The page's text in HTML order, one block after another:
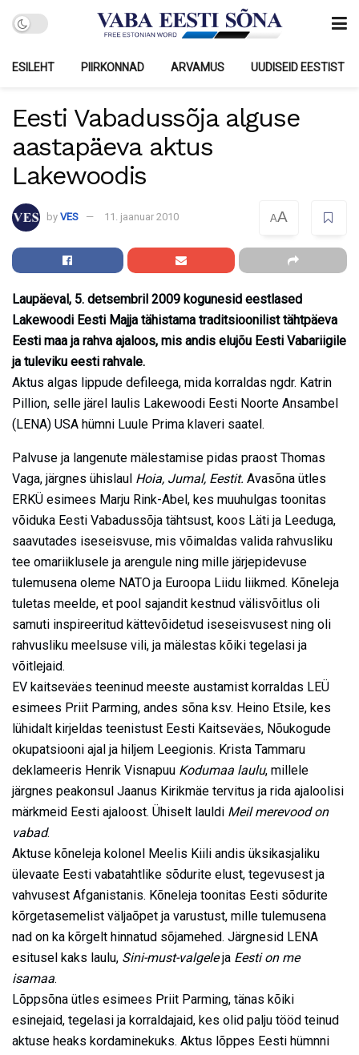
ESILEHT PIIRKONNAD ARVAMUS UUDISEID EESTIST
Eesti Vabadussõja alguse
aastapäeva aktus
Lakewoodis
by VES 11. jaanuar 2010 AA
Laupäeval, 5. detsembril 2009 kogunesid eestlased
Lakewoodi Eesti Majja tähistama traditsioonilist tähtpäeva
Eesti maa ja rahva ajaloos, mis andis elujõu Eesti Vabariigile
ja tuleviku eesti rahvale.
Aktus algas lippude defileega, mida korraldas ngdr. Katrin
Pillion, selle järel laulis Lakewoodi Eesti Noorte Ansambel
(LENA) USA hümni Luule Prima klaveri saatel.
Palvuse ja langenute mälestamise pidas praost Thomas
Vaga, järgnes ühislaul Hoia, Jumal, Eestit. Avasõna ütles
ERKÜ esimees Marju Rink-Abel, kes muuhulgas toonitas
võiduka Eesti Vabadussõja tähtsust, koos Läti ja Leeduga,
saavutades iseseisvuse, mis võimaldas valida rahvusliku
tee omariiklusele ja arengule ning mille järjepidevuse
tulemusena oleme NATO ja Euroopa Liidu liikmed. Kõneleja
tuletas meelde, et pool sajandit kestnud välisvõitlus oli
samuti inspireeritud kättevõidetud iseseisvusest ning oli
rahvusliku meelsuse vili, ja mälestas kõiki tegelasi ja
võitlejaid.
EV kaitseväes teeninud meeste austamist korraldas LEÜ
esimees Priit Parming, andes sõna ksv. Heino Etsile, kes
lühidalt kirjeldas teenistust Eesti Kaitseväes, Nõukogude
okupatsiooni ajal ja hiljem Leegionis. Krista Tammaru
deklameeris Henrik Visnapuu Kodumaa laulu, millele
järgnes peakonsul Jaanus Kirikmäe tervitus ja rida ajaloolisi
märkmeid Eesti ajaloost. Ühiselt lauldi Meil merevood on
vabad.
Aktuse kõneleja kolonel Meelis Kiili andis üksikasjaliku
ülevaate Eesti vabatahtlike sõdurite elust, tegevusest ja
vahvusest Afganistanis. Kõneleja toonitas Eesti sõdurite
kõrgetasemelist väljaõpet ja varustust, mille tulemusena
nad on ka kõrgelt hinnatud sõjamehed. Järgnesid LENA
esitusel kaks laulu, Sini-must-valgeleja Eesti on me
isamaa.
Lõppsõna ütles esimees Priit Parming, tänas kõiki
esinejaid, tegelasi ja korraldajaid, kes olid palju tööd teinud
aktuse heaks kordaminekuks. Aktus lõppes Eesti hümnni